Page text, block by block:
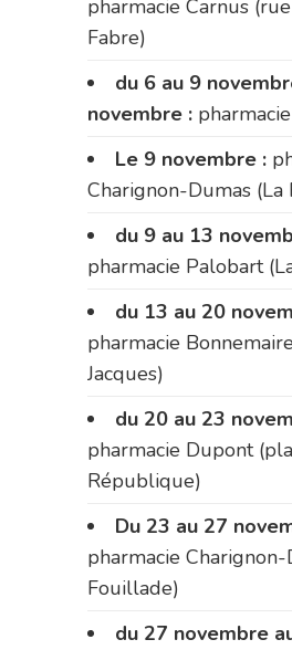
pharmacie Carnus
Fabre)
du 6 au 9
novembre :
Le 9 novembre :
Charignon-Dumas (La
du 9 au 13
pharmacie Palobart
du 13 au 20
pharmacie
Jacques)
du 20 au 23
pharmacie Dupont
République)
Du 23 au 27
pharmacie Charignon-
Fouillade)
du 27 novembre